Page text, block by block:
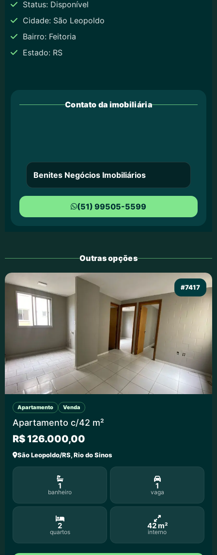
Status: Disponível
Cidade: São Leopoldo
Bairro: Feitoria
Estado: RS
Contato da imobiliária
Benites Negócios Imobiliários
(51) 99505-5599
Outras opções
#7417
Apartamento Venda
Apartamento c/42 m²
R$ 126.000,00
São Leopoldo/RS, Rio do Sinos
1
banheiro
1
vaga
2
quartos
42 m²
interno